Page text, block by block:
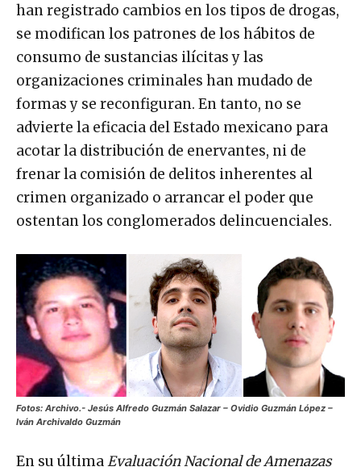
han registrado cambios en los tipos de drogas,
se modifican los patrones de los hábitos de
consumo de sustancias ilícitas y las
organizaciones criminales han mudado de
formas y se reconfiguran. En tanto, no se
advierte la eficacia del Estado mexicano para
acotar la distribución de enervantes, ni de
frenar la comisión de delitos inherentes al
crimen organizado o arrancar el poder que
ostentan los conglomerados delincuenciales.
Fotos: Archivo.- Jesús Alfredo Guzmán Salazar – Ovidio Guzmán López –
Iván Archivaldo Guzmán
En su últimaEvaluación Nacional de Amenazas